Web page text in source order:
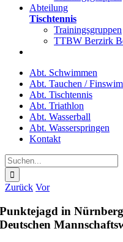
Abteilung
Tischtennis
Trainingsgruppen
TTBW Berzirk
Abt. Schwimmen
Abt. Tauchen /
Abt. Tischtennis
Abt. Triathlon
Abt. Wasserball
Abt. Wasserspringen
Kontakt
Suche
nach:
Zurück Vor
Punktejagd in
Deutschen